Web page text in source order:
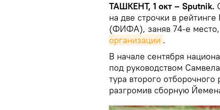
ТАШКЕНТ, 1 окт – Sputnik.
на две строчки в
(ФИФА), заняв 74-е
организации .
В начале сентября
под руководством
тура второго
разгромив сборную